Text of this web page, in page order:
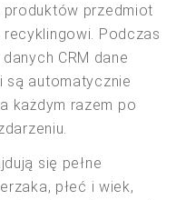
przedmiot
Podczas
CRM dane
są automatycznie
każdym razem po
się pełne
płeć i wiek,